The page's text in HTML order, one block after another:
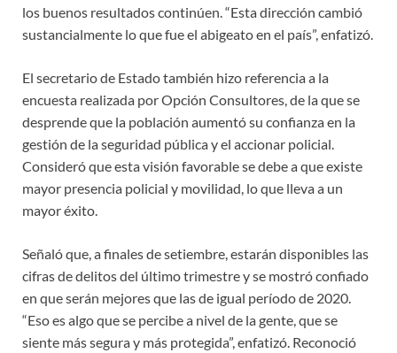
los buenos resultados continúen. “Esta dirección cambió
sustancialmente lo que fue el abigeato en el país”, enfatizó.
El secretario de Estado también hizo referencia a la
encuesta realizada por Opción Consultores, de la que se
desprende que la población aumentó su confianza en la
gestión de la seguridad pública y el accionar policial.
Consideró que esta visión favorable se debe a que existe
mayor presencia policial y movilidad, lo que lleva a un
mayor éxito.
Señaló que, a finales de setiembre, estarán disponibles las
cifras de delitos del último trimestre y se mostró confiado
en que serán mejores que las de igual período de 2020.
“Eso es algo que se percibe a nivel de la gente, que se
siente más segura y más protegida”, enfatizó. Reconoció